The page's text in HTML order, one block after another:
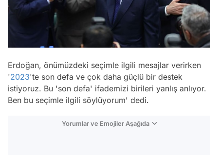
Erdoğan, önümüzdeki seçimle ilgili mesajlar verirken
'2023'te son defa ve çok daha güçlü bir destek
istiyoruz. Bu 'son defa' ifademizi birileri yanlış anlıyor.
Ben bu seçimle ilgili söylüyorum' dedi.
Yorumlar ve Emojiler Aşağıda